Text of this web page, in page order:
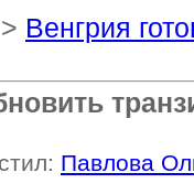
Венгрия
Павлова